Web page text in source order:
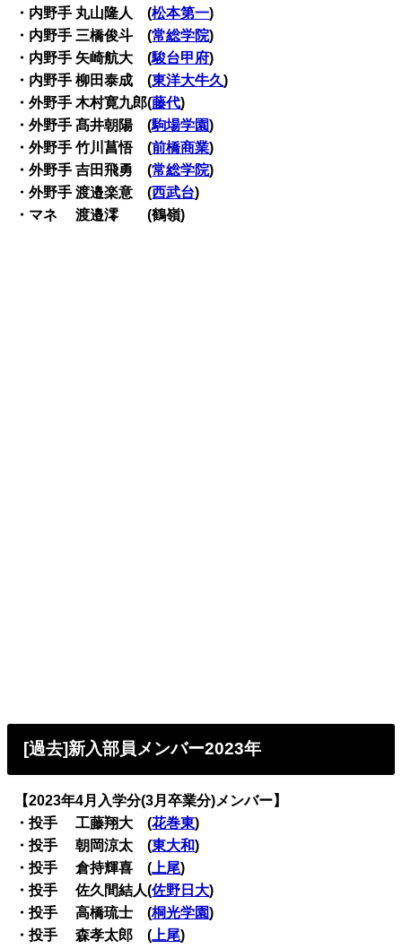
・内野手 丸山隆人 (松本第一)
・内野手 三橋俊斗 (常総学院)
・内野手 矢崎航大 (駿台甲府)
・内野手 柳田泰成 (東洋大牛久)
・外野手 木村寛九郎(藤代)
・外野手 髙井朝陽 (駒場学園)
・外野手 竹川菖悟 (前橋商業)
・外野手 吉田飛勇 (常総学院)
・外野手 渡邉楽意 (西武台)
・マネ 渡邉澪 (鶴嶺)
[過去]新入部員メンバー2023年
【2023年4月入学分(3月卒業分)メンバー】
・投手 工藤翔大 (花巻東)
・投手 朝岡涼太 (東大和)
・投手 倉持輝喜 ( 上尾)
・投手 佐久間結人(佐野日大)
・投手 高橋琉士 (桐光学園)
・投手 森孝太郎 ( 上尾)